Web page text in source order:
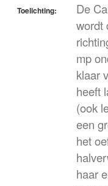
Toelichting:
De
wordt
mp
klaar
heeft
(ook
een
het
haar